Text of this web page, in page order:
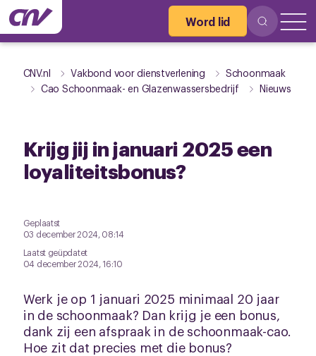
Word lid
CNV.nl Vakbond voor dienstverlening
Schoonmaak
Cao Schoonmaak- en Glazenwassersbedrijf
Nieuws
Krijg jij in januari 2025 een
loyaliteitsbonus?
Geplaatst
03 december 2024, 08:14
Laatst geüpdatet
04 december 2024, 16:10
Werk je op 1 januari 2025 minimaal 20 jaar
in de schoonmaak? Dan krijg je een bonus,
dank zij een afspraak in de schoonmaak-cao.
Hoe zit dat precies met die bonus?